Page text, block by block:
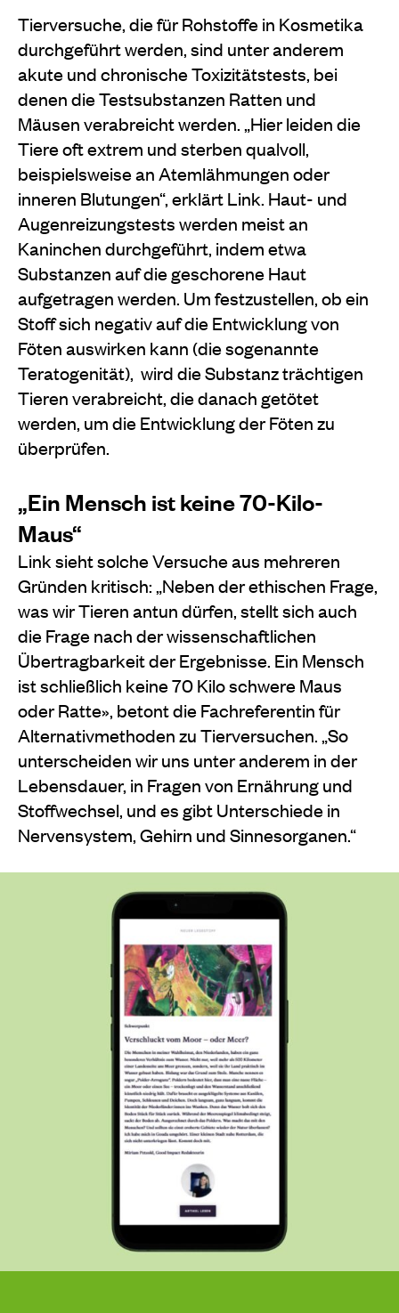
Tierversuche, die für Rohstoffe in Kosmetika
durchgeführt werden, sind unter anderem
akute und chronische Toxizitätstests, bei
denen die Testsubstanzen Ratten und
Mäusen verabreicht werden. „Hier leiden die
Tiere oft extrem und sterben qualvoll,
beispielsweise an Atemlähmungen oder
inneren Blutungen“, erklärt Link. Haut- und
Augenreizungstests werden meist an
Kaninchen durchgeführt, indem etwa
Substanzen auf die geschorene Haut
aufgetragen werden. Um festzustellen, ob ein
Stoff sich negativ auf die Entwicklung von
Föten auswirken kann (die sogenannte
Teratogenität), wird die Substanz trächtigen
Tieren verabreicht, die danach getötet
werden, um die Entwicklung der Föten zu
überprüfen.
„Ein Mensch ist keine 70-Kilo-
Maus“
Link sieht solche Versuche aus mehreren
Gründen kritisch: „Neben der ethischen Frage,
was wir Tieren antun dürfen, stellt sich auch
die Frage nach der wissenschaftlichen
Übertragbarkeit der Ergebnisse. Ein Mensch
ist schließlich keine 70 Kilo schwere Maus
oder Ratte», betont die Fachreferentin für
Alternativmethoden zu Tierversuchen. „So
unterscheiden wir uns unter anderem in der
Lebensdauer, in Fragen von Ernährung und
Stoffwechsel, und es gibt Unterschiede in
Nervensystem, Gehirn und Sinnesorganen.“